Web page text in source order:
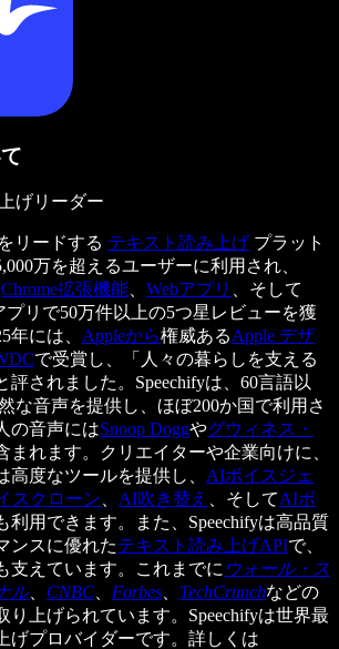
げリーダー
リードする テキスト読み上げ プラット
万を超えるユーザーに利用され、
Chrome拡張機能 Webアプリ
、そして
プリで50万件以上の5つ星レビューを獲
年には、 Appleから権威あるApple デザ
で受賞し、「人々の暮らしを支える
評されました。Speechifyは、60言語以
な音声を提供し、ほぼ200か国で利用さ
の音声にはSnoop Doggやグウィネス・
まれます。クリエイターや企業向けに、
高度なツールを提供し、 AIボイスジェ
スクローン AI吹き替え 、そしてAIボ
利用できます。また、Speechifyは高品質
ンスに優れたテキスト読み上げAPIで、
支えています。これまでに ウォール・ス
ル、 CNBC Forbes TechCrunchなどの
り上げられています。Speechifyは世界最
げプロバイダーです。詳しくは